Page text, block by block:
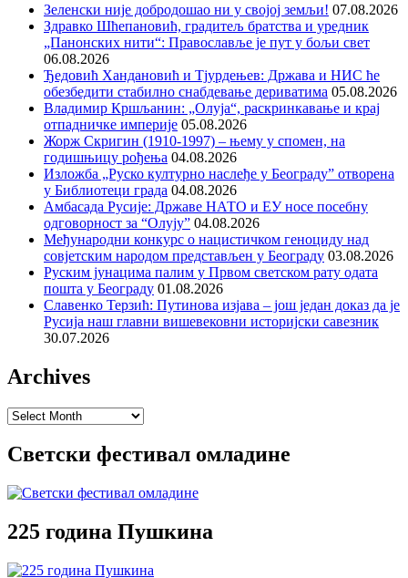
Зеленски није добродошао ни у својој земљи! 07.08.2026
Здравко Шћепановић, градитељ братства и уредник
„Панонских нити“: Православље је пут у бољи свет
06.08.2026
Ђедовић Хандановић и Тјурдењев: Држава и НИС ће
обезбедити стабилно снабдевање дериватима 05.08.2026
Владимир Кршљанин: „Олуја“, раскринкавање и крај
отпадничке империје 05.08.2026
Жорж Скригин (1910-1997) – њему у спомен, на
годишњицу рођења 04.08.2026
Изложба „Руско културно наслеђе у Београду” отворена
у Библиотеци града 04.08.2026
Амбасада Русије: Државе НАТО и ЕУ носе посебну
одговорност за “Олују” 04.08.2026
Међународни конкурс о нацистичком геноциду над
совјетским народом представљен у Београду 03.08.2026
Руским јунацима палим у Првом светском рату одата
пошта у Београду 01.08.2026
Славенко Терзић: Путинова изјава – још један доказ да је
Русија наш главни вишевековни историјски савезник
30.07.2026
Archives
Archives
Светски фестивал омладине
225 година Пушкина